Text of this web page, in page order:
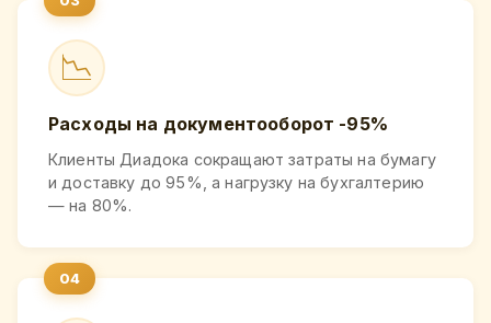
📉
Расходы на документооборот -95%
Клиенты Диадока сокращают затраты на бумагу
и доставку до 95%, а нагрузку на бухгалтерию
— на 80%.